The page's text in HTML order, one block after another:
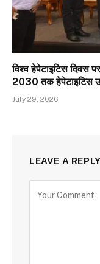
विश्व हेपेटाइटिस दिवस
2030 तक हेपेटाइटिस
July 29, 2026
LEAVE A REPLY